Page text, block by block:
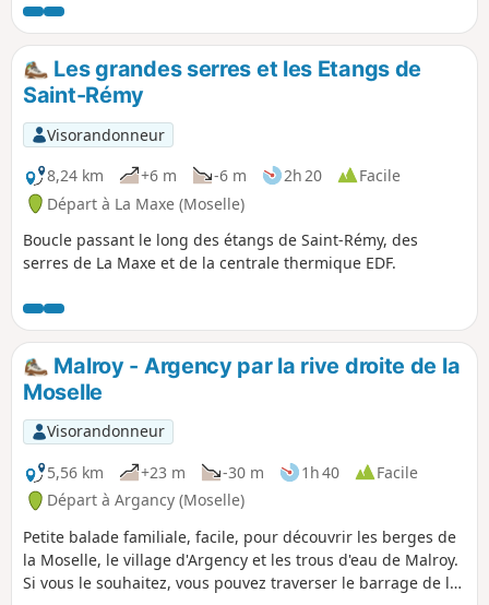
romaine à nos jours, en passant par les périodes
"allemandes" entre 1870 et 1918 et entre 1940 et 1944.
Les grandes serres et les Etangs de
Saint-Rémy
Visorandonneur
8,24 km
+6 m -6 m 2h 20
Facile
Départ à La Maxe (Moselle)
Boucle passant le long des étangs de Saint-Rémy, des
serres de La Maxe et de la centrale thermique EDF.
Malroy - Argency par la rive droite de la
Moselle
Visorandonneur
5,56 km
+23 m -30 m 1h 40
Facile
Départ à Argancy (Moselle)
Petite balade familiale, facile, pour découvrir les berges de
la Moselle, le village d'Argency et les trous d'eau de Malroy.
Si vous le souhaitez, vous pouvez traverser le barrage de la